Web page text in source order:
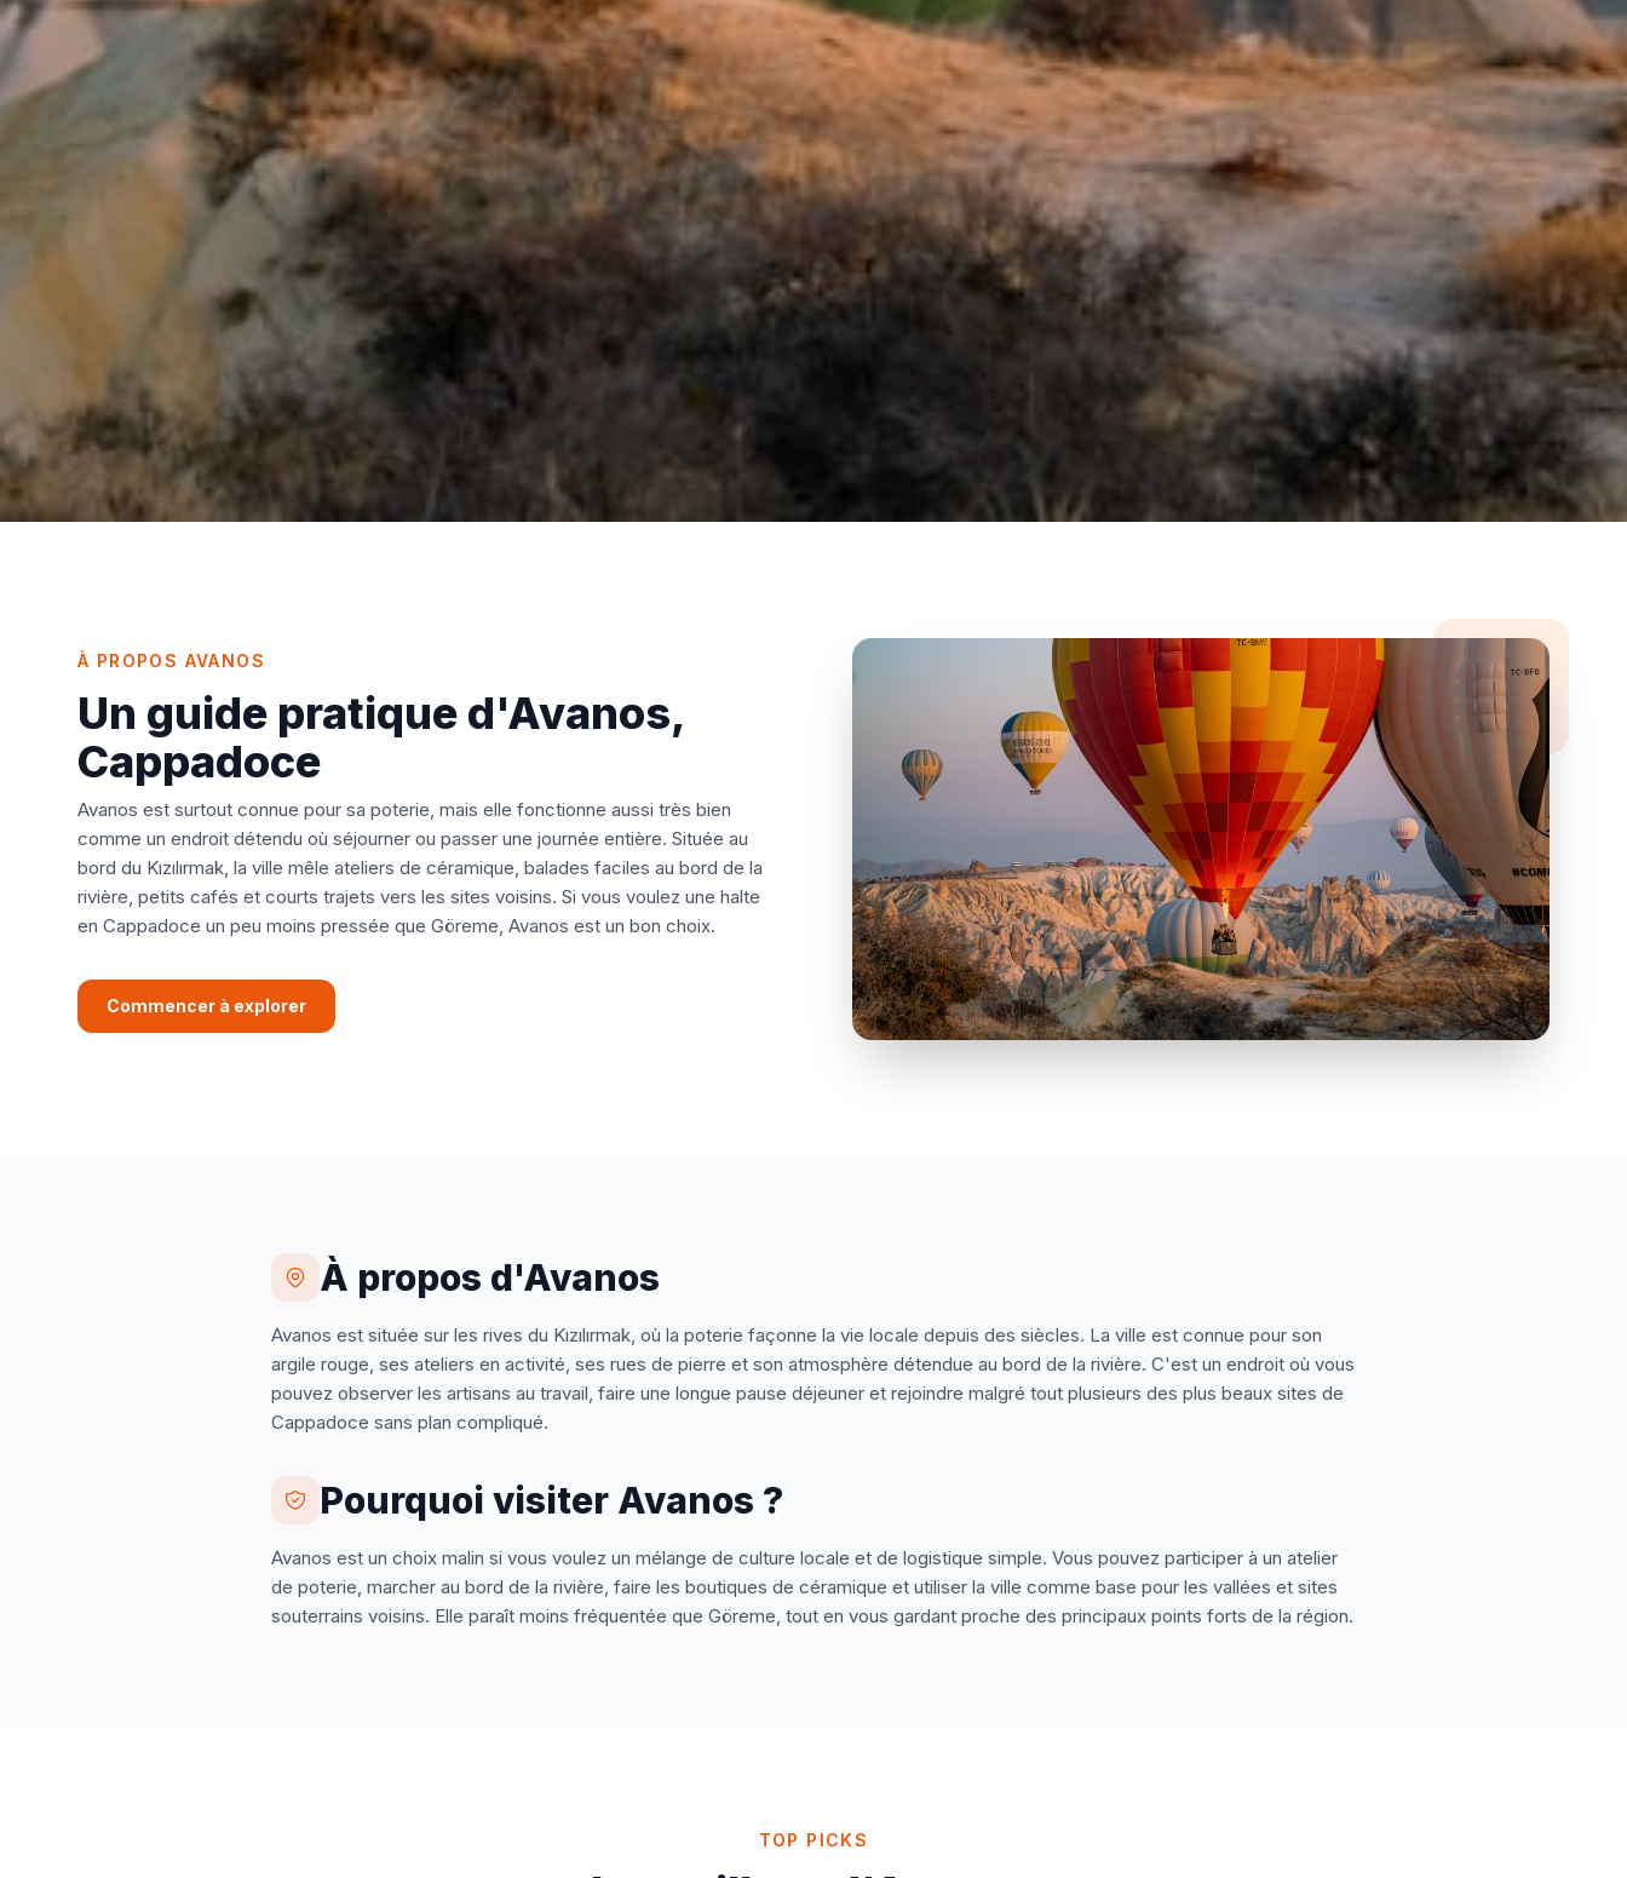
À PROPOS AVANOS
Un guide pratique d'Avanos,
Cappadoce
Avanos est surtout connue pour sa poterie, mais elle fonctionne aussi très bien
comme un endroit détendu où séjourner ou passer une journée entière. Située au
bord du Kızılırmak, la ville mêle ateliers de céramique, balades faciles au bord de la
rivière, petits cafés et courts trajets vers les sites voisins. Si vous voulez une halte
en Cappadoce un peu moins pressée que Göreme, Avanos est un bon choix.
Commencer à explorer
À propos d'Avanos
Avanos est située sur les rives du Kızılırmak, où la poterie façonne la vie locale depuis des siècles. La ville est connue pour son
argile rouge, ses ateliers en activité, ses rues de pierre et son atmosphère détendue au bord de la rivière. C'est un endroit où vous
pouvez observer les artisans au travail, faire une longue pause déjeuner et rejoindre malgré tout plusieurs des plus beaux sites de
Cappadoce sans plan compliqué.
Pourquoi visiter Avanos ?
Avanos est un choix malin si vous voulez un mélange de culture locale et de logistique simple. Vous pouvez participer à un atelier
de poterie, marcher au bord de la rivière, faire les boutiques de céramique et utiliser la ville comme base pour les vallées et sites
souterrains voisins. Elle paraît moins fréquentée que Göreme, tout en vous gardant proche des principaux points forts de la région.
TOP PICKS